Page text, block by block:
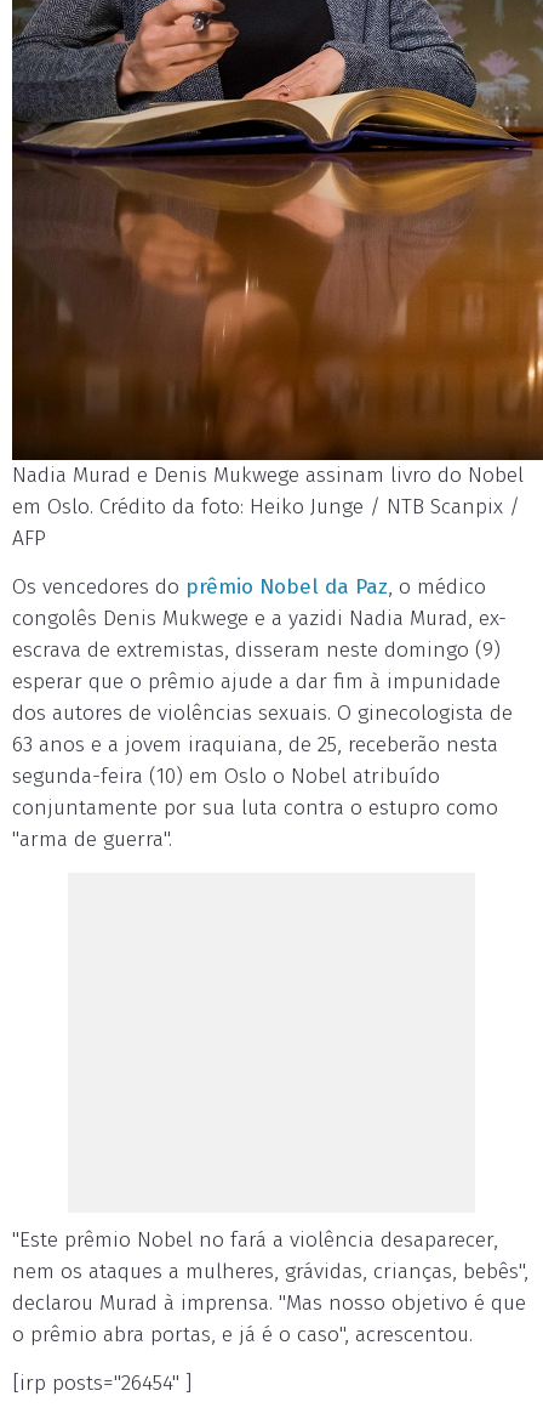
Nadia Murad e Denis Mukwege assinam livro do Nobel
em Oslo. Crédito da foto: Heiko Junge / NTB Scanpix /
AFP
Os vencedores do prêmio Nobel da Paz, o médico
congolês Denis Mukwege e a yazidi Nadia Murad, ex-
escrava de extremistas, disseram neste domingo (9)
esperar que o prêmio ajude a dar fim à impunidade
dos autores de violências sexuais. O ginecologista de
63 anos e a jovem iraquiana, de 25, receberão nesta
segunda-feira (10) em Oslo o Nobel atribuído
conjuntamente por sua luta contra o estupro como
"arma de guerra".
"Este prêmio Nobel no fará a violência desaparecer,
nem os ataques a mulheres, grávidas, crianças, bebês",
declarou Murad à imprensa. "Mas nosso objetivo é que
o prêmio abra portas, e já é o caso", acrescentou.
[irp posts="26454" ]